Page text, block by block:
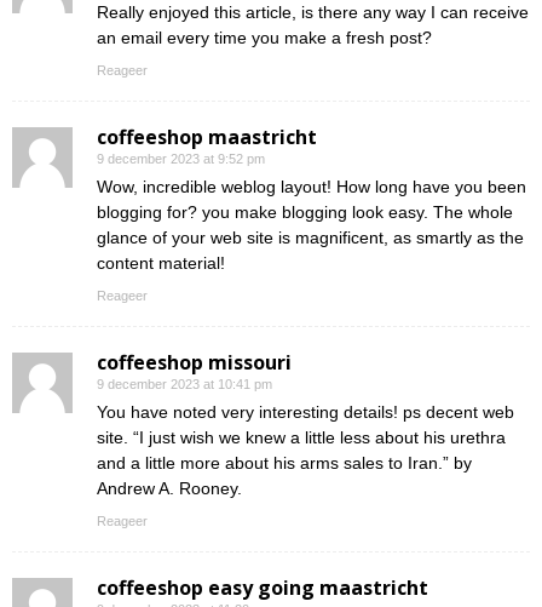
Really enjoyed this article, is there any way I can receive
an email every time you make a fresh post?
Reageer
coffeeshop maastricht
9 december 2023 at 9:52 pm
Wow, incredible weblog layout! How long have you been
blogging for? you make blogging look easy. The whole
glance of your web site is magnificent, as smartly as the
content material!
Reageer
coffeeshop missouri
9 december 2023 at 10:41 pm
You have noted very interesting details! ps decent web
site. “I just wish we knew a little less about his urethra
and a little more about his arms sales to Iran.” by
Andrew A. Rooney.
Reageer
coffeeshop easy going maastricht